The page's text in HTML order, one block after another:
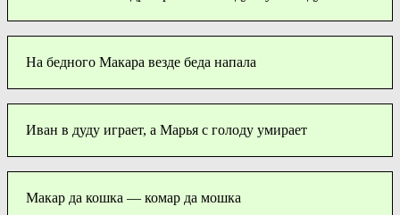
На бедного Макара везде беда напала
Иван в дуду играет, а Марья с голоду умирает
Макар да кошка — комар да мошка